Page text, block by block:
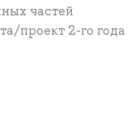
частей
проект 2-го года